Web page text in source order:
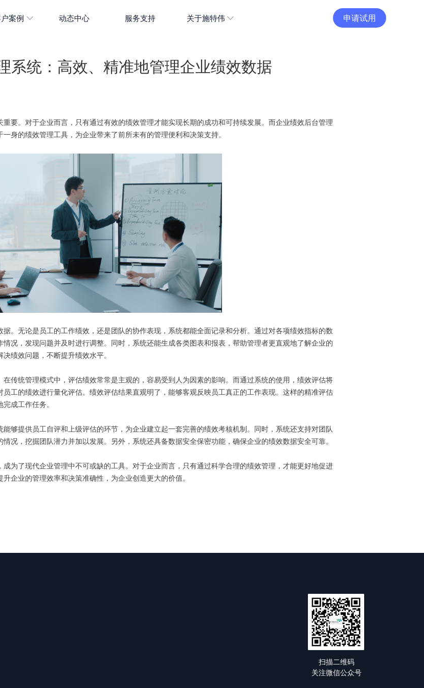
案例 动态中心 服务支持 关于施特伟 申请试用
系统：高效、精准地管理企业绩效数据
要。对于企业而言，只有通过有效的绩效管理才能实现长期的成功和可持续发展。而企业绩效后台管理
身的绩效管理工具，为企业带来了前所未有的管理便利和决策支持。
。无论是员工的工作绩效，还是团队的协作表现，系统都能全面记录和分析。通过对各项绩效指标的数
况，发现问题并及时进行调整。同时，系统还能生成各类图表和报表，帮助管理者更直观地了解企业的
绩效问题，不断提升绩效水平。
传统管理模式中，评估绩效常常是主观的，容易受到人为因素的影响。而通过系统的使用，绩效评估将
工的绩效进行量化评估。绩效评估结果直观明了，能够客观反映员工真正的工作表现。这样的精准评估
成工作任务。
够提供员工自评和上级评估的环节，为企业建立起一套完善的绩效考核机制。同时，系统还支持对团队
况，挖掘团队潜力并加以发展。另外，系统还具备数据安全保密功能，确保企业的绩效数据安全可靠。
为了现代企业管理中不可或缺的工具。对于企业而言，只有通过科学合理的绩效管理，才能更好地促进
企业的管理效率和决策准确性，为企业创造更大的价值。
扫描二维码
关注微信公众号